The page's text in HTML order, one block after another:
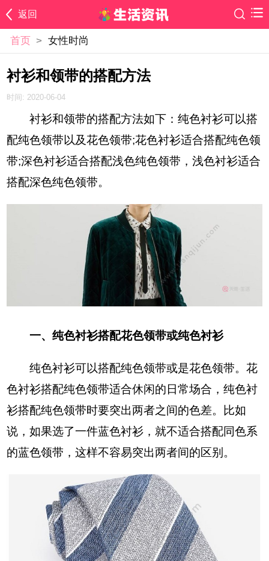
返回
首页 > 女性时尚
衬衫和领带的搭配方法
时间: 2020-06-04
衬衫和领带的搭配方法如下：纯色衬衫可以搭
配纯色领带以及花色领带;花色衬衫适合搭配纯色领
带;深色衬衫适合搭配浅色纯色领带，浅色衬衫适合
搭配深色纯色领带。
一、纯色衬衫搭配花色领带或纯色衬衫
纯色衬衫可以搭配纯色领带或是花色领带。花
色衬衫搭配纯色领带适合休闲的日常场合，纯色衬
衫搭配纯色领带时要突出两者之间的色差。比如
说，如果选了一件蓝色衬衫，就不适合搭配同色系
的蓝色领带，这样不容易突出两者间的区别。